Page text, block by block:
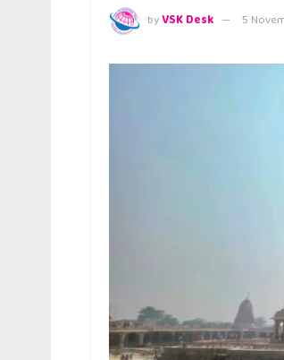
byVSK Desk 5